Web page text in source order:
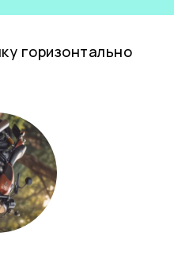
горизонтально